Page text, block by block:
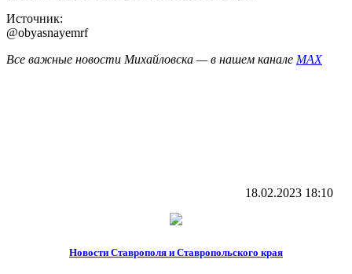
Источник:
@obyasnayemrf
Все важные новости Михайловска — в нашем канале MAX
18.02.2023 18:10
Новости Ставрополя и Ставропольского края